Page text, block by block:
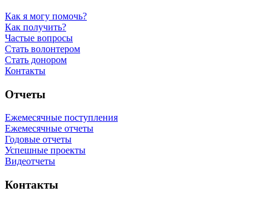
Как я могу помочь?
Как получить?
Частые вопросы
Стать волонтером
Стать донором
Контакты
Отчеты
Ежемесячные поступления
Ежемесячные отчеты
Годовые отчеты
Успешные проекты
Видеотчеты
Контакты